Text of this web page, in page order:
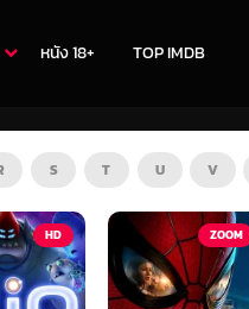
หนัง 18+ TOP IMDB
S T U V
ZOOM HD